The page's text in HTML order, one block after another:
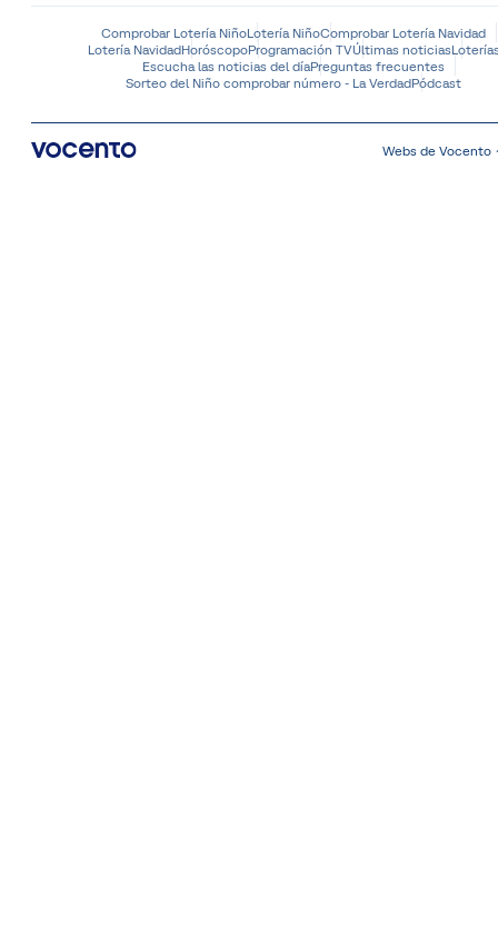
Comprobar Lotería NiñoLotería NiñoComprobar Lotería Navidad
Lotería NavidadHoróscopoProgramación TVÚltimas noticias
Escucha las noticias del díaPreguntas frecuentes
Sorteo del Niño comprobar número - La VerdadPódcast
Webs de Vocento